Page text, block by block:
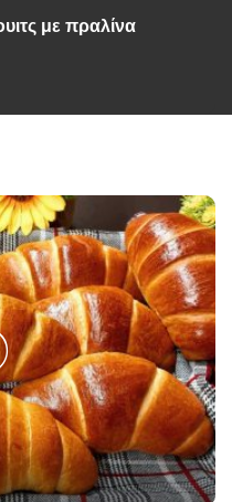
με πραλίνα